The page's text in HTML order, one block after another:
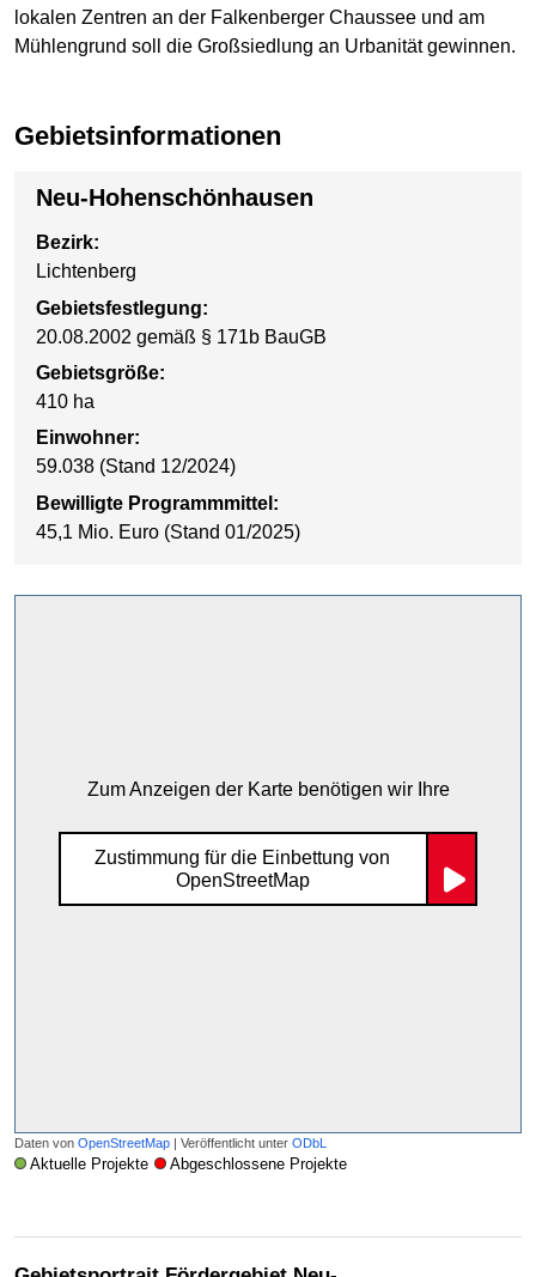
lokalen Zentren an der Falkenberger Chaussee und am
Mühlengrund soll die Großsiedlung an Urbanität gewinnen.
Gebietsinformationen
Neu-Hohenschönhausen
Bezirk:
Lichtenberg
Gebietsfestlegung:
20.08.2002 gemäß § 171b BauGB
Gebietsgröße:
410 ha
Einwohner:
59.038 (Stand 12/2024)
Bewilligte Programmmittel:
45,1 Mio. Euro (Stand 01/2025)
Zum Anzeigen der Karte benötigen wir Ihre
Zustimmung für die Einbettung von
OpenStreetMap
Daten von OpenStreetMap | Veröffentlicht unter ODbL
Aktuelle Projekte Abgeschlossene Projekte